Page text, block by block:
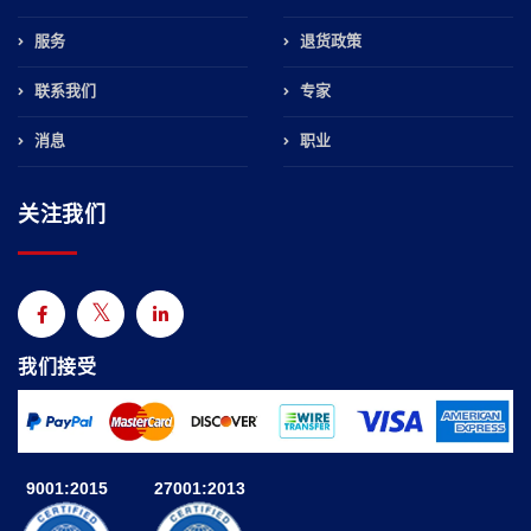
服务
联系我们
消息
退货政策
专家
职业
关注我们
我们接受
9001:2015 27001:2013